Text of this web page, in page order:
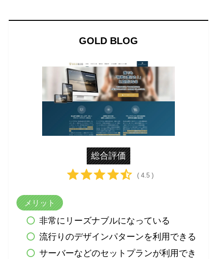
GOLD BLOG
総合評価
( 4.5 )
メリット
非常にリーズナブルになっている
流行りのデザインパターンを利用できる
サーバーなどのセットプランが利用でき